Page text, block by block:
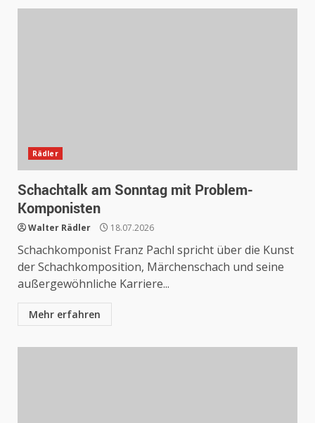
Rädler
Schachtalk am Sonntag mit Problem-
Komponisten
Walter Rädler 18.07.2026
Schachkomponist Franz Pachl spricht über die Kunst
der Schachkomposition, Märchenschach und seine
außergewöhnliche Karriere...
Mehr erfahren